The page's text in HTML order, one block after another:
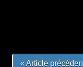
« Article